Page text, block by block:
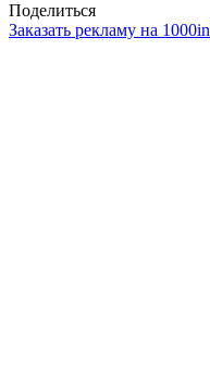
Поделиться
Заказать рекламу на